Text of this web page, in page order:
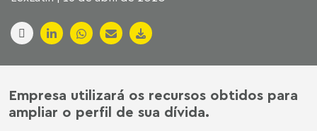
Empresa utilizará os recursos obtidos para
ampliar o perfil de sua dívida.